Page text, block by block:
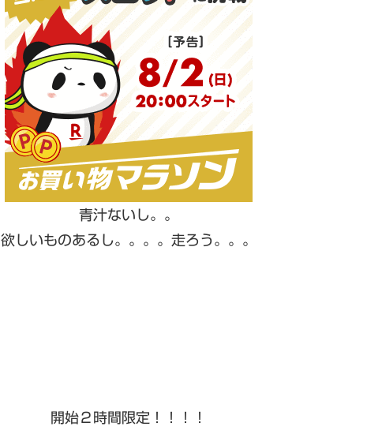
青汁ないし。。
欲しいものあるし。。。。走ろう。。。
開始２時間限定！！！！